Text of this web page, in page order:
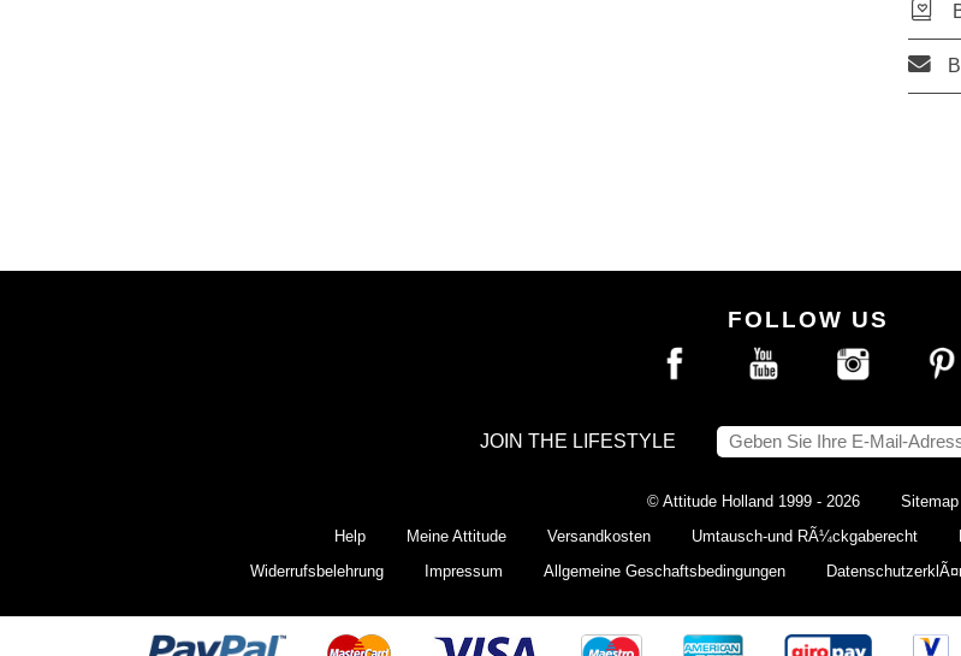
FOLLOW US
JOIN THE LIFESTYLE
© Attitude Holland 1999 - 2026 Sitemap
Help
Meine Attitude Versandkosten Umtausch-und RÃ¼ckgaberecht
Widerrufsbelehrung
Impressum Allgemeine Geschaftsbedingungen